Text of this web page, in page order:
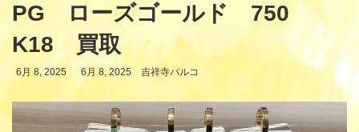
PG ローズゴールド 750
K18 買取
6月 8, 2025
最
終
新
日
6月 8, 2025 吉祥寺パルコ